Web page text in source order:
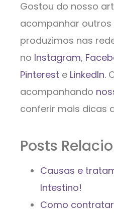
Gostou do nosso
acompanhar
produzimos nas
no Instagram,
Pinterest e LinkedIn.
acompanhando
conferir mais dicas
Posts
Causas e
Intestino!
Como